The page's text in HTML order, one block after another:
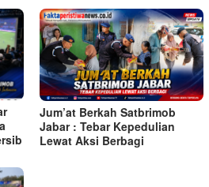
Jum’at Berkah Satbrimob
Jabar : Tebar Kepedulian
Lewat Aksi Berbagi